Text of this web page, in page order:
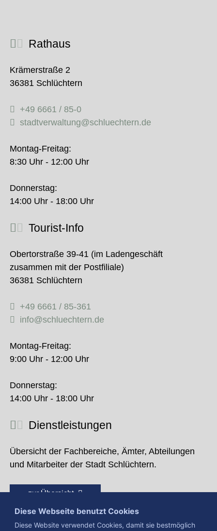
Rathaus
Krämerstraße 2
36381 Schlüchtern
+49 6661 / 85-0
stadtverwaltung@schluechtern.de
Montag-Freitag:
8:30 Uhr - 12:00 Uhr
Donnerstag:
14:00 Uhr - 18:00 Uhr
Tourist-Info
Obertorstraße 39-41 (im Ladengeschäft
zusammen mit der Postfiliale)
36381 Schlüchtern
+49 6661 / 85-361
info@schluechtern.de
Montag-Freitag:
9:00 Uhr - 12:00 Uhr
Donnerstag:
14:00 Uhr - 18:00 Uhr
Dienstleistungen
Übersicht der Fachbereiche, Ämter, Abteilungen
und Mitarbeiter der Stadt Schlüchtern.
zur Übersicht
Diese Webseite benutzt Cookies
Diese Website verwendet Cookies, damit sie bestmöglich